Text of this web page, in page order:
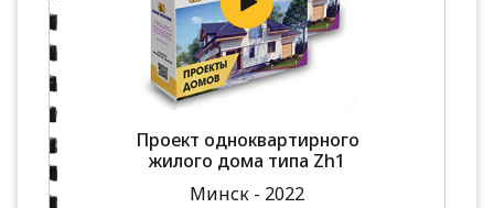
Проект одноквартирного
жилого дома типа Zh1
Минск - 2022